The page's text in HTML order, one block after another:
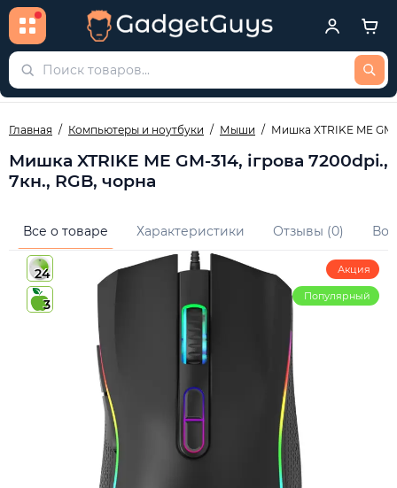
Главная Компьютеры и ноутбуки Мыши Мишка XTRIKE ME
Мишка XTRIKE ME GM-314, ігрова 7200dpi.,
7кн., RGB, чорна
Все о товаре Характеристики Отзывы (0)
24
3
Акция
Популярный